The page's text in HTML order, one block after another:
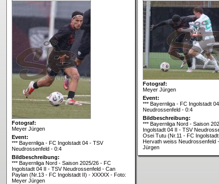
Fotograf:
Meyer Jürgen
Event:
*** Bayernliga - FC Ingolstadt 04 - TSV
Neudrossenfeld - 0:4
Bildbeschreibung:
*** Bayernliga Nord - Saison 2025/26 - FC
Ingolstadt 04 II - TSV Neudrossenfeld - Can
Paylan (Nr.13 - FC Ingolstadt II) - XXXXX - Foto:
Meyer Jürgen
Fotograf:
Meyer Jürgen
Event:
*** Bayernliga - FC Ingolstadt
Neudrossenfeld - 0:4
Bildbeschreibung:
*** Bayernliga Nord - Saison
Ingolstadt 04 II - TSV
Osei Tutu (Nr.11 - FC
Hervath weiss Neudrossenfeld
Jürgen